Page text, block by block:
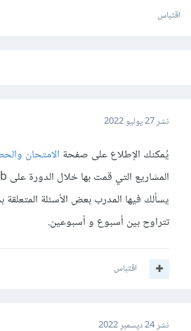
اقتباس
نشر27 يوليو 2022
يُمكنك الإطلاع على صفحة الامتحان
يسألك فيها المدرب بعض الأسئلة
تتراوح بين أسبوع و أسبوعين.
اقتباس
نشر24 ديسمبر 2022